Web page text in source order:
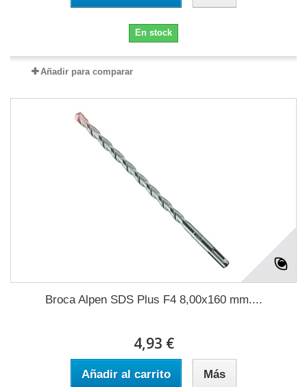
En stock
Añadir para comparar
Broca Alpen SDS Plus F4 8,00x160 mm....
4,93 €
Añadir al carrito Más